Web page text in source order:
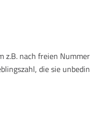
z.B. nach freien
die sie